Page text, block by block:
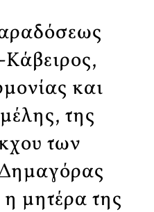
και
της
των
μητέρα της